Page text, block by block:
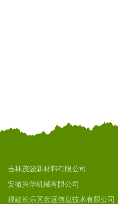
吉林茂骏新材料有限公司
安徽兴华机械有限公司
福建长乐区宏远信息技术有限公司